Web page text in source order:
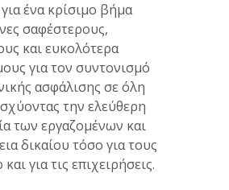
ένα κρίσιμο βήμα
σαφέστερους,
και ευκολότερα
για τον συντονισμό
ασφάλισης σε όλη
την ελεύθερη
των εργαζομένων και
δικαίου τόσο για τους
για τις επιχειρήσεις.